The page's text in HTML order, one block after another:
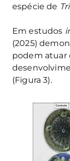
espécie de
Em estudos
(2025)
podem atuar
(Figura 3).